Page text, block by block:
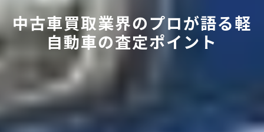
中古車買取業界のプロが語る軽
自動車の査定ポイント